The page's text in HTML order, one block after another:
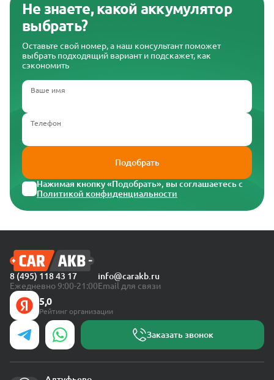
Не знаете, какой аккумулятор
выбрать?
Оставьте свой номер, а наш консультант поможет
выбрать подходящий вариант и подскажет, как
сэкономить
Ваше имя
Телефон
Подобрать
Нажимая кнопку «Подобрать», вы соглашаетесь с
Политикой конфиденциальности
8 (495) 118 43 17
Ежедневно 9:00-21:00
info@carakb.ru
Email для связи
5,0
Рейтинг организации
Заказать звонок